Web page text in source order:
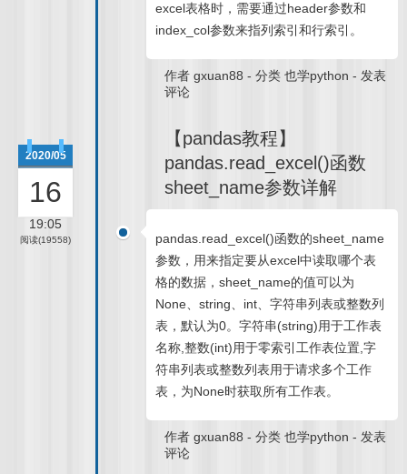
excel表格时，需要通过header参数和
index_col参数来指列索引和行索引。
作者gxuan88 -分类也学python - 发表
评论
【pandas教程】
pandas.read_excel()函数
sheet_name参数详解
2020/05
16
19:05
阅读(19558)
pandas.read_excel()函数的sheet_name
参数，用来指定要从excel中读取哪个表
格的数据，sheet_name的值可以为
None、string、int、字符串列表或整数列
表，默认为0。字符串(string)用于工作表
名称,整数(int)用于零索引工作表位置,字
符串列表或整数列表用于请求多个工作
表，为None时获取所有工作表。
作者gxuan88 -分类也学python - 发表
评论